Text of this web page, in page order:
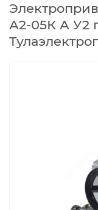
А2-05К А У2